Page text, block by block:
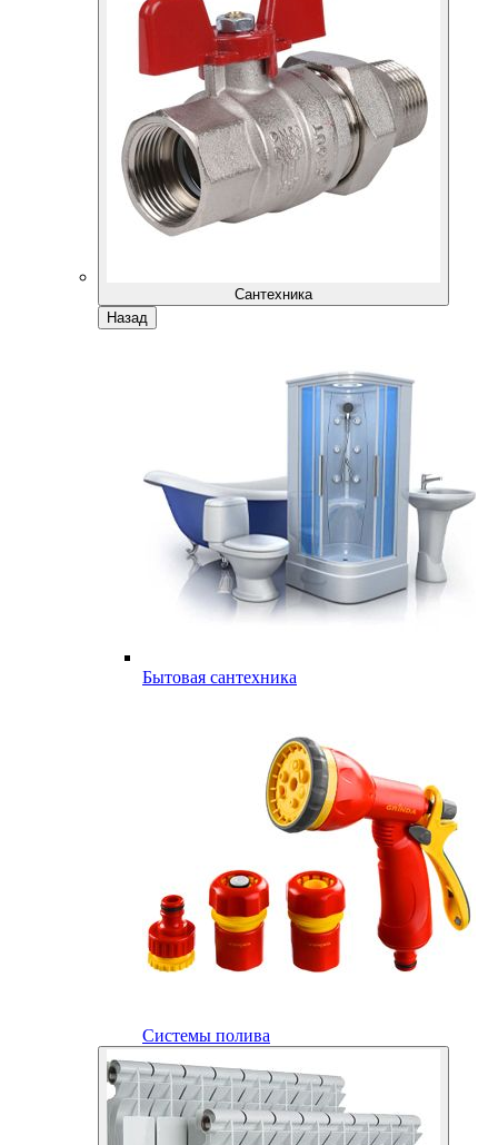
Сантехника
Назад
Бытовая сантехника
Системы полива